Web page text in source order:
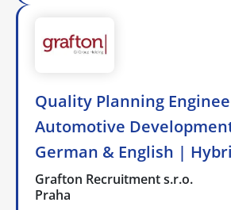
Quality Planning
Automotive
German & English |
Grafton Recruitment s.r.o.
Praha